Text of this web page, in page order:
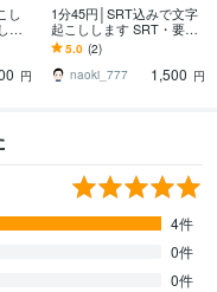
し
ま
円
1分45円│SRT込みで文字
起こしします SRT・要
約・タイムコードも追加
料金なし
5.0 (2)
naoki_777
1,500 円
4件
0件
0件